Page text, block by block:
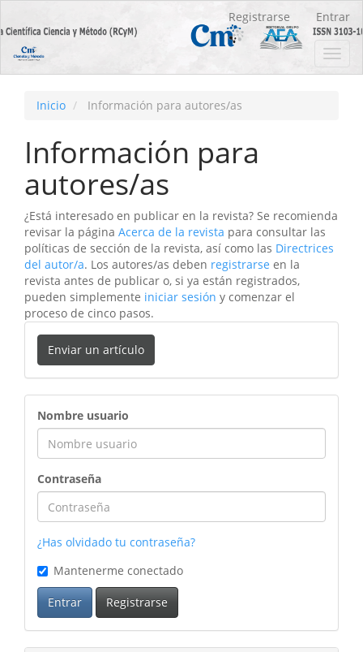
principal
Contenido
principal
Barra
Registrarse Entrar
Inicio Información para autores/as
Información para
autores/as
¿Está interesado en publicar en la revista? Se recomienda
revisar la página Acerca de la revista para consultar las
políticas de sección de la revista, así como las Directrices
del autor/a. Los autores/as deben registrarse en la
revista antes de publicar o, si ya están registrados,
pueden simplemente iniciar sesión y comenzar el
proceso de cinco pasos.
Enviar un artículo
ingreso
Nombre usuario
Contraseña
¿Has olvidado tu contraseña?
Mantenerme conectado
Entrar Registrarse